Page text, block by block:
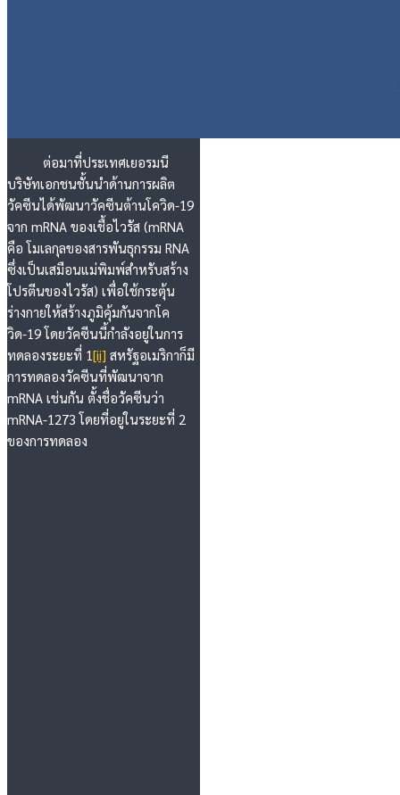
ต่อมาที่ประเทศเยอรมนี
บริษัทเอกชนชั้นนำด้านการผลิต
วัคซีนได้พัฒนาวัคซีนต้านโควิด-19
จาก mRNA ของเชื้อไวรัส (mRNA
คือ โมเลกุลของสารพันธุกรรม RNA
ซึ่งเป็นเสมือนแม่พิมพ์สำหรับสร้าง
โปรตีนของไวรัส) เพื่อใช้กระตุ้น
ร่างกายให้สร้างภูมิคุ้มกันจากโค
วิด-19 โดยวัคซีนนี้กำลังอยู่ในการ
ทดลองระยะที่ 1[ii] สหรัฐอเมริกาก็มี
การทดลองวัคซีนที่พัฒนาจาก
mRNA เช่นกัน ตั้งชื่อวัคซีนว่า
mRNA-1273 โดยที่อยู่ในระยะที่ 2
ของการทดลอง